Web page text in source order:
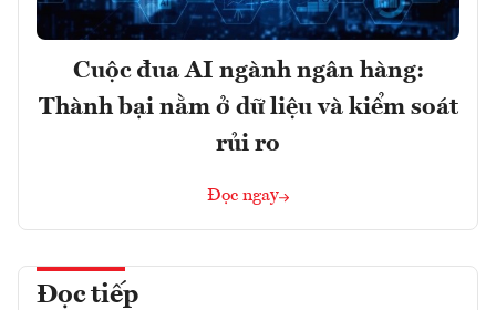
Cuộc đua AI ngành ngân hàng:
Thành bại nằm ở dữ liệu và kiểm soát
rủi ro
Đọc ngay
Đọc tiếp